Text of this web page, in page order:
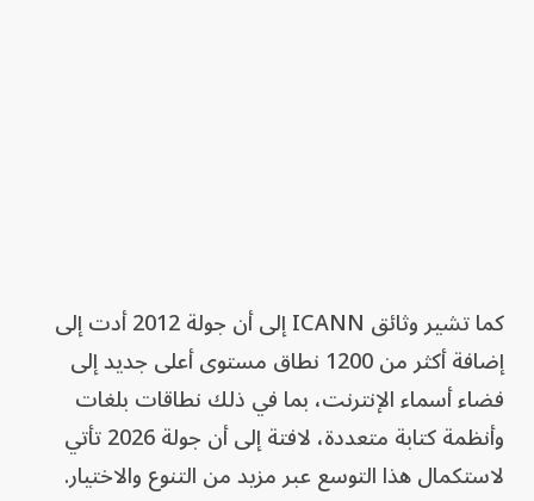
كما تشير وثائق ICANN إلى أن جولة 2012 أدت إلى
إضافة أكثر من 1200 نطاق مستوى أعلى جديد إلى
فضاء أسماء الإنترنت، بما في ذلك نطاقات بلغات
وأنظمة كتابة متعددة، لافتة إلى أن جولة 2026 تأتي
لاستكمال هذا التوسع عبر مزيد من التنوع والاختيار.